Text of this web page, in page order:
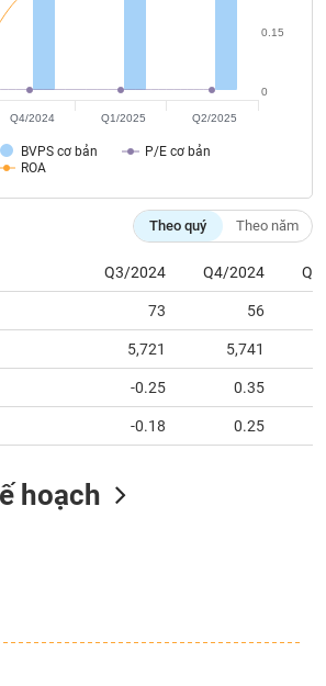
BVPS cơ bản
P/E cơ bản
ROA
0
0.15
Q4/2024 Q1/2025 Q2/2025
Theo quý Theo năm
Q3/2024 Q4/2024
73 56
5,721 5,741
-0.25 0.35
-0.18 0.25
hoạch